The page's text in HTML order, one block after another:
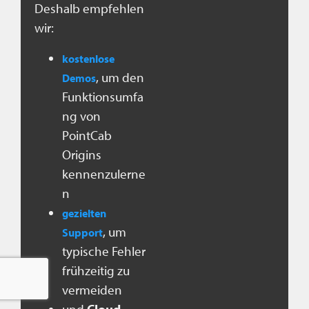
Deshalb empfehlen
wir:
kostenlose
Demos, um den
Funktionsumfa
ng von
PointCab
Origins
kennenzulerne
n
gezielten
Support, um
typische Fehler
frühzeitig zu
vermeiden